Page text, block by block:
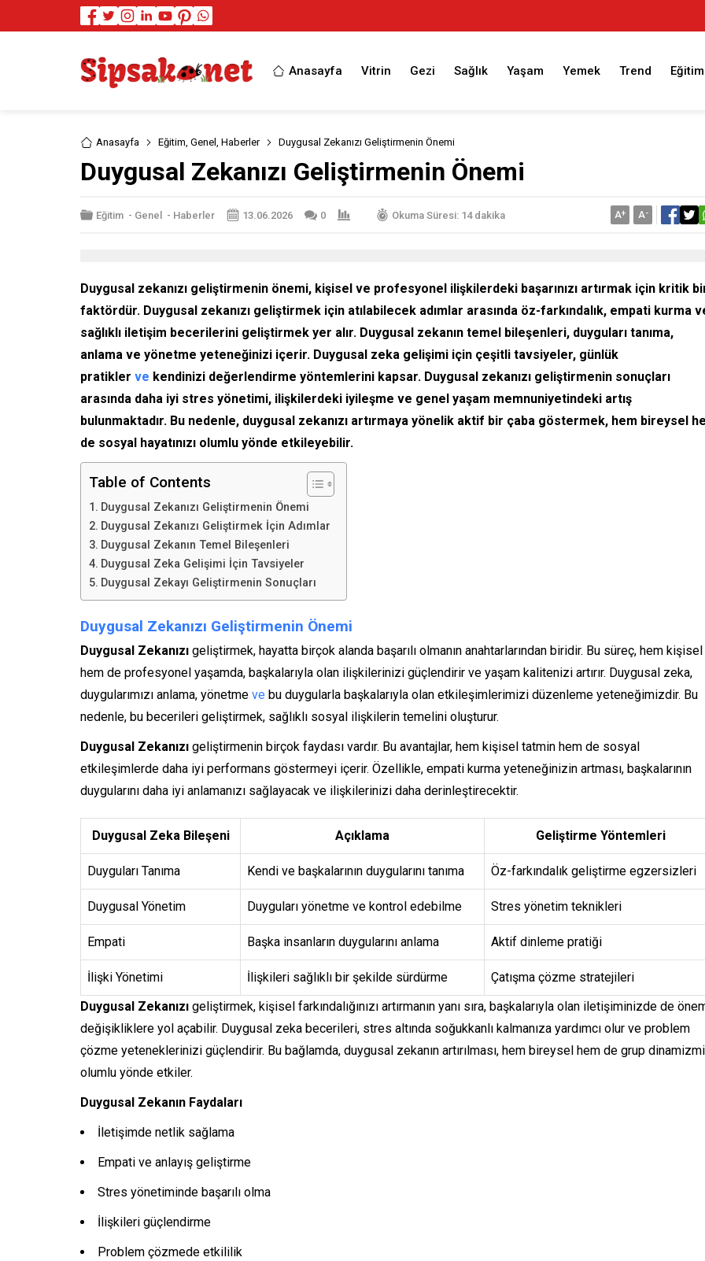
Anasayfa Vitrin Gezi Sağlık Yaşam Yemek Trend Eğitim
Anasayfa Eğitim, Genel , Haberler Duygusal Zekanızı Geliştirmenin Önemi
Duygusal Zekanızı Geliştirmenin Önemi
Eğitim - Genel - Haberler 13.06.2026 0 Okuma Süresi: 14 dakika A+ A-
Duygusal zekanızı geliştirmenin önemi, kişisel ve profesyonel ilişkilerdeki başarınızı artırmak için kritik
faktördür. Duygusal zekanızı geliştirmek için atılabilecek adımlar arasında öz-farkındalık, empati kurma
sağlıklı iletişim becerilerini geliştirmek yer alır. Duygusal zekanın temel bileşenleri, duyguları tanıma,
anlama ve yönetme yeteneğinizi içerir. Duygusal zeka gelişimi için çeşitli tavsiyeler, günlük
pratikler ve kendinizi değerlendirme yöntemlerini kapsar. Duygusal zekanızı geliştirmenin sonuçları
arasında daha iyi stres yönetimi, ilişkilerdeki iyileşme ve genel yaşam memnuniyetindeki artış
bulunmaktadır. Bu nedenle, duygusal zekanızı artırmaya yönelik aktif bir çaba göstermek, hem bireysel
de sosyal hayatınızı olumlu yönde etkileyebilir.
Table of Contents
Duygusal Zekanızı Geliştirmenin Önemi
Duygusal Zekanızı Geliştirmek İçin Adımlar
Duygusal Zekanın Temel Bileşenleri
Duygusal Zeka Gelişimi İçin Tavsiyeler
Duygusal Zekayı Geliştirmenin Sonuçları
Duygusal Zekanızı Geliştirmenin Önemi
Duygusal Zekanızı geliştirmek, hayatta birçok alanda başarılı olmanın anahtarlarından biridir. Bu süreç, hem kişisel
hem de profesyonel yaşamda, başkalarıyla olan ilişkilerinizi güçlendirir ve yaşam kalitenizi artırır. Duygusal zeka,
duygularımızı anlama, yönetme ve bu duygularla başkalarıyla olan etkileşimlerimizi düzenleme yeteneğimizdir. Bu
nedenle, bu becerileri geliştirmek, sağlıklı sosyal ilişkilerin temelini oluşturur.
Duygusal Zekanızı geliştirmenin birçok faydası vardır. Bu avantajlar, hem kişisel tatmin hem de sosyal
etkileşimlerde daha iyi performans göstermeyi içerir. Özellikle, empati kurma yeteneğinizin artması, başkalarının
duygularını daha iyi anlamanızı sağlayacak ve ilişkilerinizi daha derinleştirecektir.
Duygusal Zeka Bileşeni Açıklama Geliştirme Yöntemleri
Duyguları Tanıma Kendi ve başkalarının duygularını tanıma Öz-farkındalık geliştirme egzersizleri
Duygusal Yönetim Duyguları yönetme ve kontrol edebilme Stres yönetim teknikleri
Empati Başka insanların duygularını anlama Aktif dinleme pratiği
İlişki Yönetimi İlişkileri sağlıklı bir şekilde sürdürme
Çatışma çözme stratejileri
Duygusal Zekanızı geliştirmek, kişisel farkındalığınızı artırmanın yanı sıra, başkalarıyla olan iletişiminizde de
değişikliklere yol açabilir. Duygusal zeka becerileri, stres altında soğukkanlı kalmanıza yardımcı olur ve problem
çözme yeteneklerinizi güçlendirir. Bu bağlamda, duygusal zekanın artırılması, hem bireysel hem de grup
olumlu yönde etkiler.
Duygusal Zekanın Faydaları
İletişimde netlik sağlama
Empati ve anlayış geliştirme
Stres yönetiminde başarılı olma
İlişkileri güçlendirme
Problem çözmede etkililik